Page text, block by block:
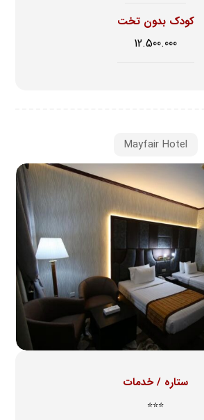
کودک بدون تخت
12.500.000
Mayfair Hotel
ستاره / خدمات
⭐⭐⭐